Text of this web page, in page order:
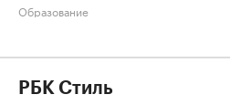
Образование
РБК Стиль